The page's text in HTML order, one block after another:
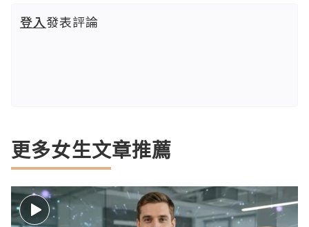
登入發表評論
更多女生文章推薦